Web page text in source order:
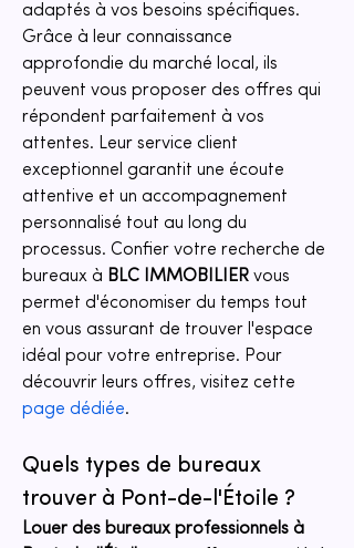
adaptés à vos besoins spécifiques.
Grâce à leur connaissance
approfondie du marché local, ils
peuvent vous proposer des offres qui
répondent parfaitement à vos
attentes. Leur service client
exceptionnel garantit une écoute
attentive et un accompagnement
personnalisé tout au long du
processus. Confier votre recherche de
bureaux à BLC IMMOBILIER vous
permet d'économiser du temps tout
en vous assurant de trouver l'espace
idéal pour votre entreprise. Pour
découvrir leurs offres, visitez cette
page dédiée.
Quels types de bureaux
trouver à Pont-de-l'Étoile ?
Louer des bureaux professionnels à